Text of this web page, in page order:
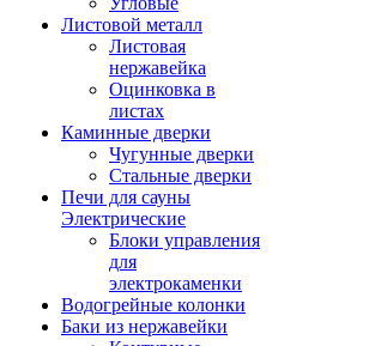
Листовой металл
Листовая
нержавейка
Оцинковка в
листах
Каминные дверки
Чугунные дверки
Стальные дверки
Печи для сауны
Электрические
Блоки управления
для
электрокаменки
Водогрейные колонки
Баки из нержавейки